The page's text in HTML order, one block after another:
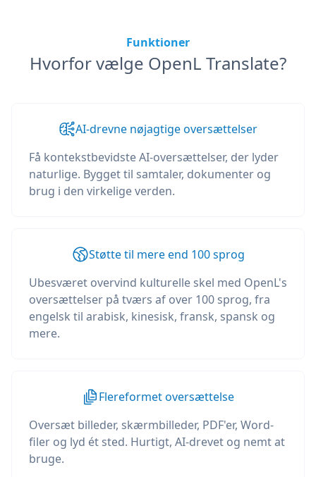
Funktioner
Hvorfor vælge OpenL Translate?
AI-drevne nøjagtige oversættelser
Få kontekstbevidste AI-oversættelser, der lyder
naturlige. Bygget til samtaler, dokumenter og
brug i den virkelige verden.
Støtte til mere end 100 sprog
Ubesværet overvind kulturelle skel med OpenL's
oversættelser på tværs af over 100 sprog, fra
engelsk til arabisk, kinesisk, fransk, spansk og
mere.
Flereformet oversættelse
Oversæt billeder, skærmbilleder, PDF'er, Word-
filer og lyd ét sted. Hurtigt, AI-drevet og nemt at
bruge.